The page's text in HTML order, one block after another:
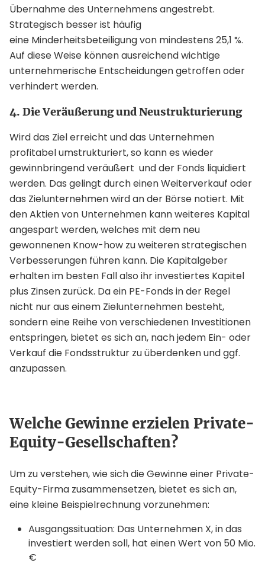
Übernahme des Unternehmens angestrebt.
Strategisch besser ist häufig
eine Minderheitsbeteiligung von mindestens 25,1 %.
Auf diese Weise können ausreichend wichtige
unternehmerische Entscheidungen getroffen oder
verhindert werden.
4. Die Veräußerung und Neustrukturierung
Wird das Ziel erreicht und das Unternehmen
profitabel umstrukturiert, so kann es wieder
gewinnbringend veräußert und der Fonds liquidiert
werden. Das gelingt durch einen Weiterverkauf oder
das Zielunternehmen wird an der Börse notiert. Mit
den Aktien von Unternehmen kann weiteres Kapital
angespart werden, welches mit dem neu
gewonnenen Know-how zu weiteren strategischen
Verbesserungen führen kann. Die Kapitalgeber
erhalten im besten Fall also ihr investiertes Kapitel
plus Zinsen zurück. Da ein PE-Fonds in der Regel
nicht nur aus einem Zielunternehmen besteht,
sondern eine Reihe von verschiedenen Investitionen
entspringen, bietet es sich an, nach jedem Ein- oder
Verkauf die Fondsstruktur zu überdenken und ggf.
anzupassen.
Welche Gewinne erzielen Private-
Equity-Gesellschaften?
Um zu verstehen, wie sich die Gewinne einer Private-
Equity-Firma zusammensetzen, bietet es sich an,
eine kleine Beispielrechnung vorzunehmen:
Ausgangssituation: Das Unternehmen X, in das
investiert werden soll, hat einen Wert von 50 Mio.
€